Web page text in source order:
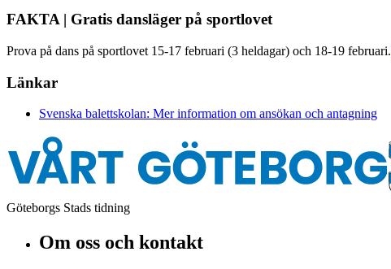
FAKTA | Gratis dansläger på sportlovet
Prova på dans på sportlovet 15-17 februari (3 heldagar) och 18-19 februari.
Länkar
Svenska balettskolan: Mer information om ansökan och antagning
Göteborgs Stads tidning
Om oss och kontakt